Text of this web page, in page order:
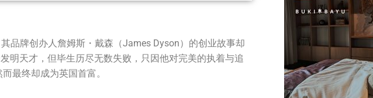
品牌创办人詹姆斯・戴森（James Dyson）的创业故事却
明天才，但毕生历尽无数失败，只因他对完美的执着与追
最终却成为英国首富。